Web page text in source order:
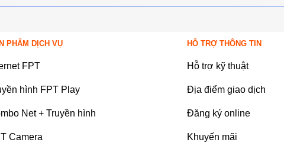
PHẨM DỊCH VỤ
FPT
hình FPT Play
Net + Truyền hình
Camera
HỖ TRỢ THÔNG TIN
Hỗ trợ kỹ thuật
Địa điểm giao dịch
Đăng ký online
Khuyến mãi